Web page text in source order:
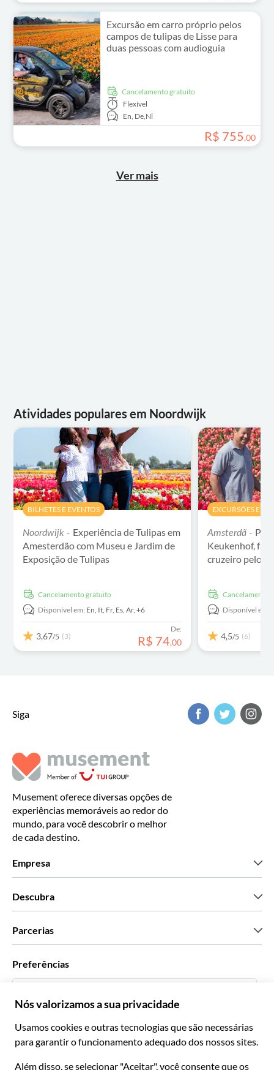
Excursão em carro próprio pelos
campos de tulipas de Lisse para
duas pessoas com audioguia
Cancelamento gratuito
Flexível
En, De,Nl
R$ 755,00
Ver mais
Atividades populares em Noordwijk
BILHETES E EVENTOS
Noordwijk - Experiência de Tulipas em
Amesterdão com Museu e Jardim de
Exposição de Tulipas
Cancelamento gratuito
Disponível em: En, It, Fr, Es,Ar,+6
3,67/5 (3)
De:
R$ 74,00
EXCURSÕES E
Amsterdã -
Keukenhof,
cruzeiro pelos
Cancelamento
Disponível em:
4,5/5 (6)
Siga
Musement oferece diversas opções de
experiências memoráveis ao redor do
mundo, para você descobrir o melhor
de cada destino.
Empresa
Descubra
Parcerias
Agências de viagem
Torne-se um Supplier
Torne-se parceiro de distribuição
Preferências
Italiano
Français
Español
R$ Real Brasileiro